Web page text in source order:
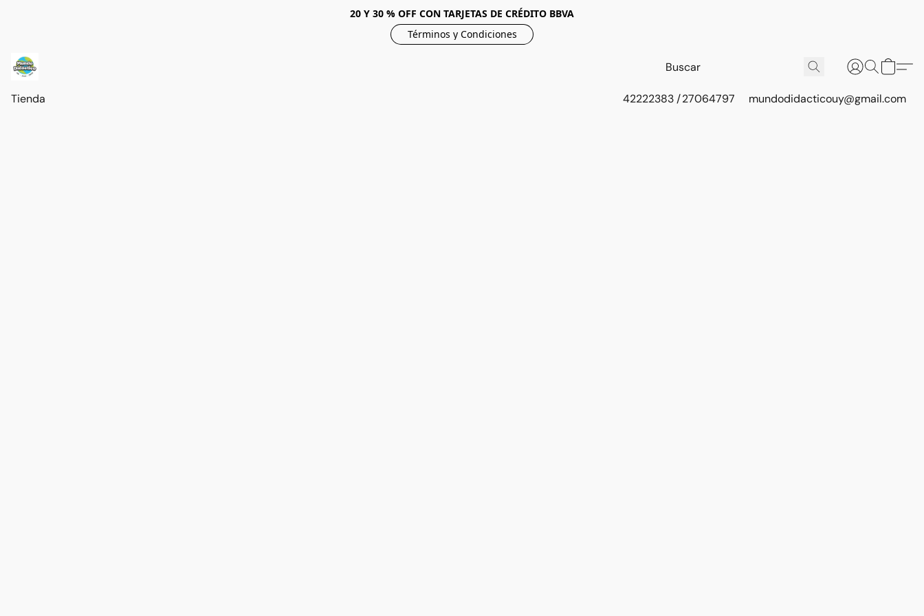
20 Y 30 % OFF CON TARJETAS DE CRÉDITO BBVA
Términos y Condiciones
Tienda 42222383 / 27064797 mundodidacticouy@gmail.com